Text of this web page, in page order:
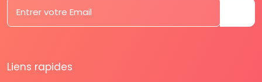
Liens rapides